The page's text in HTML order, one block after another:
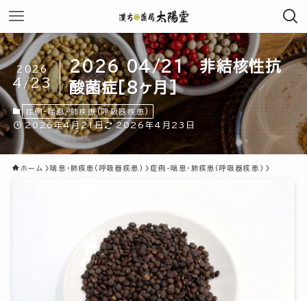
2026 04/21 非結核性抗
酸菌症[8ヶ月]
2026
4/23
症例-喘息・肺疾患(呼吸器疾患)
2026年4月21日 2026年4月23日
ホーム 喘息・肺疾患(呼吸器疾患) 症例-喘息・肺疾患(呼吸器疾患)